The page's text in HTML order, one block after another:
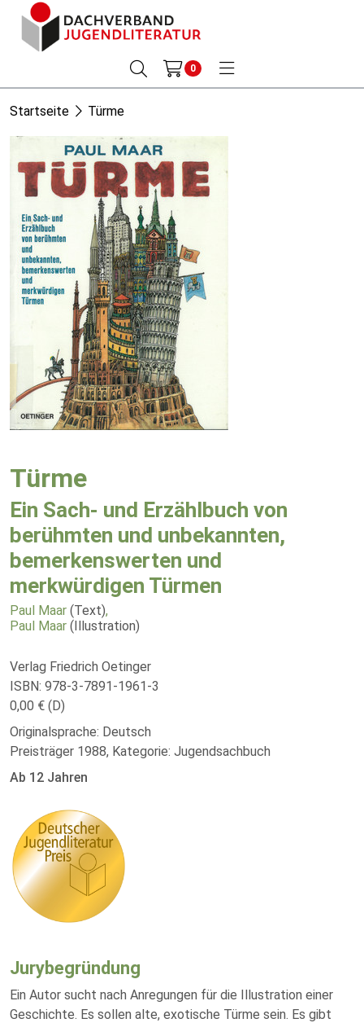
0
Startseite Türme
Türme
Ein Sach- und Erzählbuch von
berühmten und unbekannten,
bemerkenswerten und
merkwürdigen Türmen
Paul Maar (Text),
Paul Maar (Illustration)
Verlag Friedrich Oetinger
ISBN: 978-3-7891-1961-3
0,00 € (D)
Originalsprache: Deutsch
Preisträger 1988, Kategorie: Jugendsachbuch
Ab 12 Jahren
Jurybegründung
Ein Autor sucht nach Anregungen für die Illustration einer
Geschichte. Es sollen alte, exotische Türme sein. Es gibt